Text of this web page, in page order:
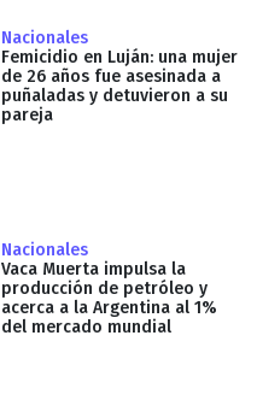
Nacionales
Femicidio en Luján: una mujer
de 26 años fue asesinada a
puñaladas y detuvieron a su
pareja
Nacionales
Vaca Muerta impulsa la
producción de petróleo y
acerca a la Argentina al 1%
del mercado mundial